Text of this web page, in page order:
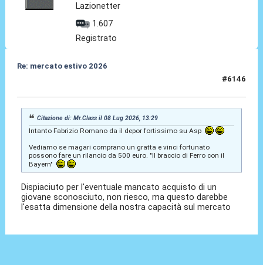
Lazionetter
1.607
Registrato
Re: mercato estivo 2026
#6146
Citazione di: Mr.Class il 08 Lug 2026, 13:29
Intanto Fabrizio Romano da il depor fortissimo su Asp
Vediamo se magari comprano un gratta e vinci fortunato
possono fare un rilancio da 500 euro. "Il braccio di Ferro con il
Bayern"
Dispiaciuto per l'eventuale mancato acquisto di un
giovane sconosciuto, non riesco, ma questo darebbe
l'esatta dimensione della nostra capacità sul mercato